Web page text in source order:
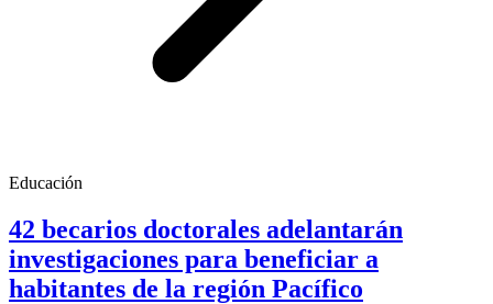
Educación
42 becarios doctorales adelantarán
investigaciones para beneficiar a
habitantes de la región Pacífico